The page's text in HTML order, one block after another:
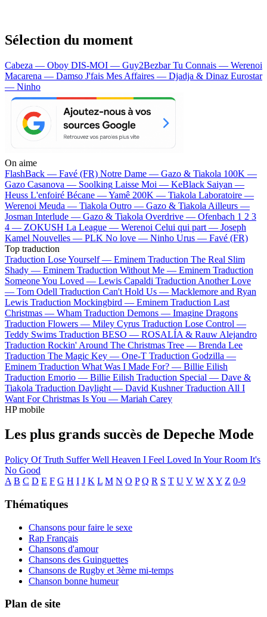
Sélection du moment
Cabeza — Oboy DIS-MOI — Guy2BezbarTu Connais — Werenoi
Macarena — Damso J'fais Mes Affaires — Djadja & Dinaz Eurostar
— Ninho
On aime
FlashBack — Favé (FR) Notre Dame — Gazo & Tiakola 100K —
Gazo Casanova — Soolking Laisse Moi — KeBlack Saiyan —
Heuss L'enfoiré Bécane —Yamê 200K — Tiakola Laboratoire —
Werenoi Meuda — Tiakola Outro — Gazo & Tiakola Ailleurs —
Josman Interlude — Gazo & Tiakola Overdrive — Ofenbach 1 2 3
4 — ZOKUSH La League — Werenoi Celui qui part — Joseph
Kamel Nouvelles — PLK No love — Ninho Urus — Favé (FR)
Top traduction
Traduction Lose Yourself — Eminem Traduction The Real Slim
Shady — Eminem Traduction Without Me — Eminem Traduction
Someone You Loved — Lewis Capaldi Traduction Another Love
— Tom Odell Traduction Can't Hold Us — Macklemore and Ryan
Lewis Traduction Mockingbird — Eminem Traduction Last
Christmas — Wham Traduction Demons — Imagine Dragons
Traduction Flowers — Miley Cyrus Traduction Lose Control —
Teddy Swims Traduction BESO — ROSALÍA & Rauw Alejandro
Traduction Rockin' Around The Christmas Tree — Brenda Lee
Traduction The Magic Key — One-T Traduction Godzilla —
Eminem Traduction What Was I Made For? — Billie Eilish
Traduction Emorio — Billie Eilish Traduction Special — Dave &
Tiakola Traduction Daylight — David Kushner Traduction All I
Want For Christmas Is You — Mariah Carey
HP mobile
Les plus grands succès de Depeche Mode
Policy Of Truth Suffer Well Heaven I Feel Loved In Your Room It's
No Good
A B C D E F G H I J K L M N O P Q R S T U V W X Y Z 0-9
Thématiques
Chansons pour faire le sexe
Rap Français
Chansons d'amour
Chansons des Guinguettes
Chansons de Rugby et 3ème mi-temps
Chanson bonne humeur
Plan de site